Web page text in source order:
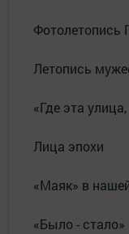
Фотолетопись
Летопись
«Где эта
Лица эпохи
«Маяк» в
«Было - стало»